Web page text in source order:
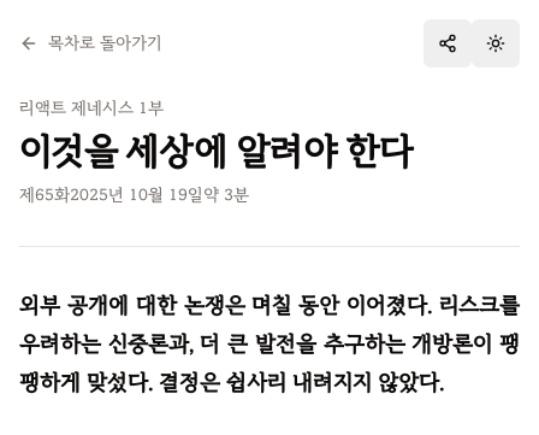
목차로 돌아가기 테마
리액트 제네시스 1부
이것을 세상에 알려야 한다
제65화2025년 10월 19일약 3분
외부 공개에 대한 논쟁은 며칠 동안 이어졌다. 리스크를
우려하는 신중론과, 더 큰 발전을 추구하는 개방론이 팽
팽하게 맞섰다. 결정은 쉽사리 내려지지 않았다.